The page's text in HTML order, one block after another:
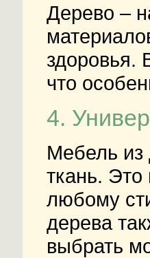
Дерево –
здоровья.
что
4.
Мебель из
ткань. Это
любому
дерева
выбрать